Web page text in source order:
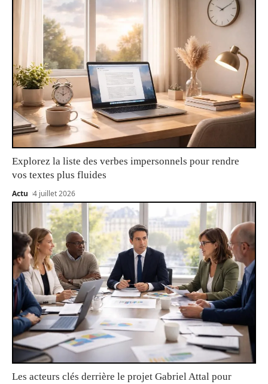
Explorez la liste des verbes impersonnels pour rendre
vos textes plus fluides
Actu 4 juillet 2026
Les acteurs clés derrière le projet Gabriel Attal pour